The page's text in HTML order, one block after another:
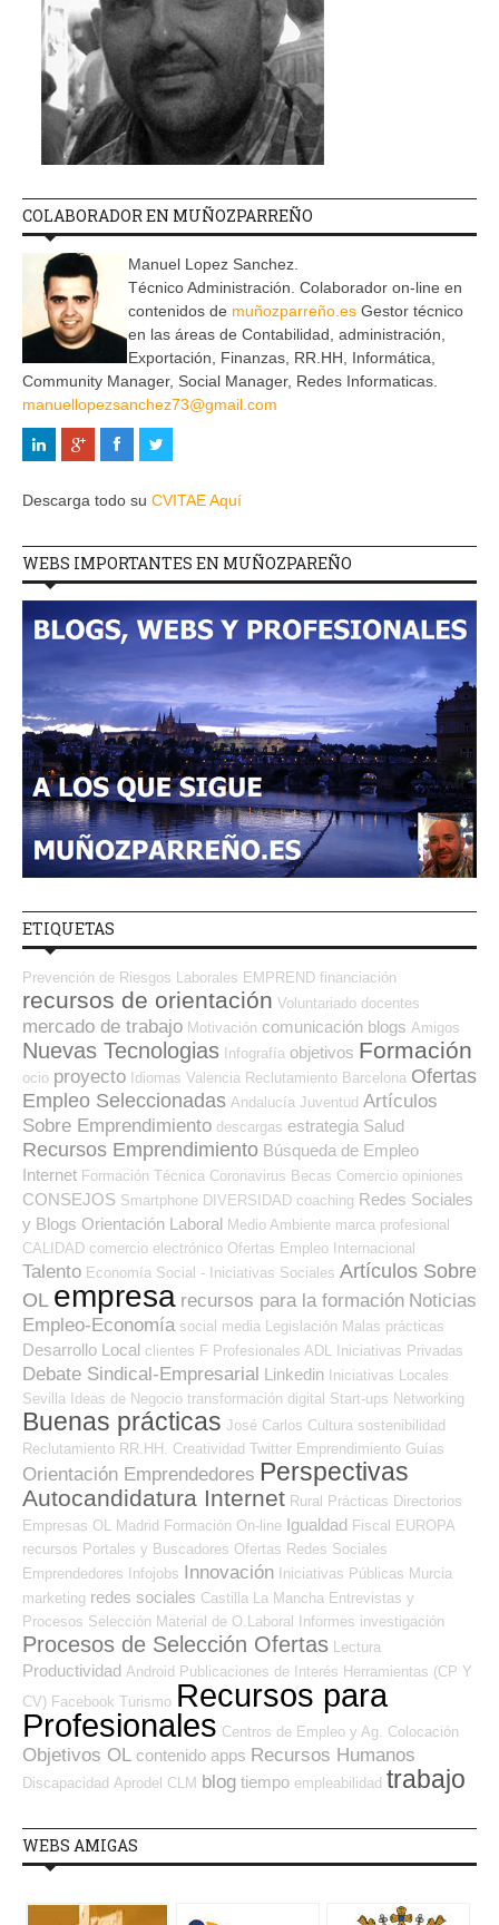
COLABORADOR EN MUÑOZPARREÑO
Manuel Lopez Sanchez.
Técnico Administración. Colaborador on-line en
contenidos de muñozparreño.es Gestor técnico
en las áreas de Contabilidad, administración,
Exportación, Finanzas, RR.HH, Informática,
Community Manager, Social Manager, Redes Informaticas.
manuellopezsanchez73@gmail.com
Descarga todo su CVITAE Aquí
WEBS IMPORTANTES EN MUÑOZPAREÑO
ETIQUETAS
Prevención de Riesgos Laborales EMPREND financiación
recursos de orientación Voluntariado docentes
mercado de trabajo Motivación comunicación blogs Amigos
Nuevas Tecnologias Infografía objetivos Formación
ocio proyecto Idiomas Valencia Reclutamiento Barcelona Ofertas
Empleo Seleccionadas Andalucía Juventud Artículos
Sobre Emprendimiento descargas estrategia Salud
Recursos Emprendimiento Búsqueda de Empleo
Internet Formación Técnica Coronavirus Becas Comercio opiniones
CONSEJOS Smartphone DIVERSIDAD coaching Redes Sociales
y Blogs Orientación Laboral Medio Ambiente marca profesional
CALIDAD comercio electrónico Ofertas Empleo Internacional
Talento Economía Social - Iniciativas Sociales Artículos Sobre
OL empresa recursos para la formación Noticias
Empleo-Economía social media Legislación Malas prácticas
Desarrollo Local clientes F Profesionales ADL Iniciativas Privadas
Debate Sindical-Empresarial Linkedin Iniciativas Locales
Sevilla Ideas de Negocio transformación digital Start-ups Networking
Buenas prácticas José Carlos Cultura sostenibilidad
Reclutamiento RR.HH.
Creatividad Twitter Emprendimiento Guías
Orientación Emprendedores Perspectivas
Autocandidatura Internet Rural Prácticas Directorios
Empresas OL
Madrid Formación On-line Igualdad Fiscal EUROPA
recursos Portales y Buscadores Ofertas Redes Sociales
Emprendedores Infojobs Innovación Iniciativas Públicas Murcia
marketing redes sociales Castilla La Mancha Entrevistas y
Procesos Selección Material de O.Laboral Informes investigación
Procesos de Selección Ofertas Lectura
Productividad Android Publicaciones de Interés Herramientas (CP Y
CV) Facebook Turismo Recursos para
Profesionales Centros de Empleo y Ag. Colocación
Objetivos OL contenido apps Recursos Humanos
Discapacidad Aprodel CLM blog tiempo empleabilidad trabajo
WEBS AMIGAS